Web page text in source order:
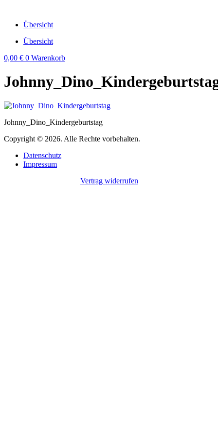
wechselnÜbersicht
Übersicht
0,00 € 0 Warenkorb
Johnny_Dino_Kindergeburtstag
Copyright © 2026. Alle Rechte vorbehalten.
Datenschutz
Impressum
Vertrag widerrufen